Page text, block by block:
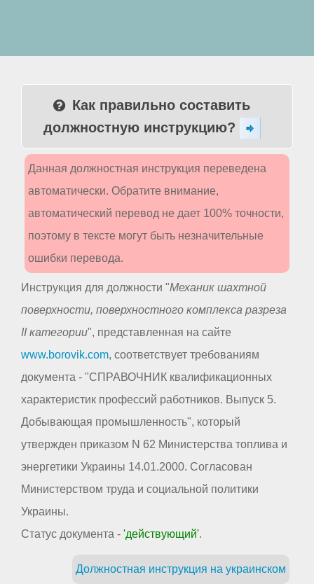
Как правильно составить
должностную инструкцию?
Данная должностная инструкция переведена
автоматически. Обратите внимание,
автоматический перевод не дает 100% точности,
поэтому в тексте могут быть незначительные
ошибки перевода.
Инструкция для должности "Механик шахтной
поверхности, поверхностного комплекса разреза
II категории", представленная на сайте
www.borovik.com, соответствует требованиям
документа - "СПРАВОЧНИК квалификационных
характеристик профессий работников. Выпуск 5.
Добывающая промышленность", который
утвержден приказом N 62 Министерства топлива и
энергетики Украины 14.01.2000. Согласован
Министерством труда и социальной политики
Украины.
Статус документа - 'действующий'.
Должностная инструкция на украинском